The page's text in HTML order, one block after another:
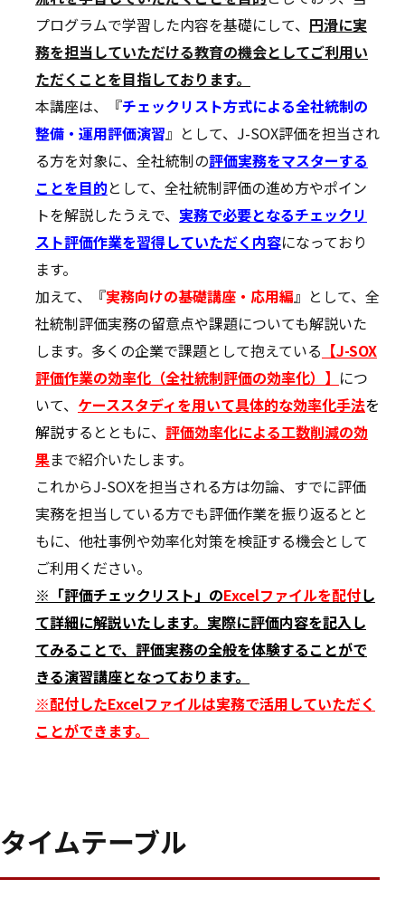
プログラムで学習した内容を基礎にして、 円滑に実
務を担当していただける教育の機会としてご利用い
ただくことを目指しております。
本講座は、『チェックリスト方式による全社統制の
整備・運用評価演習』として、J-SOX評価を担当され
る方を対象に、全社統制の評価実務をマスターする
ことを目的として、全社統制評価の進め方やポイン
トを解説したうえで、 実務で必要となるチェックリ
スト評価作業を習得していただく内容になっており
ます。
加えて、『実務向けの基礎講座・応用編』として、全
社統制評価実務の留意点や課題についても解説いた
します。多くの企業で課題として抱えている 【J-SOX
評価作業の効率化（全社統制評価の効率化）】 につ
いて、 ケーススタディを用いて具体的な効率化手法を
解説するとともに、 評価効率化による工数削減の効
果まで紹介いたします。
これからJ-SOXを担当される方は勿論、すでに評価
実務を担当している方でも評価作業を振り返るとと
もに、他社事例や効率化対策を検証する機会として
ご利用ください。
※「評価チェックリスト」のExcelファイルを配付し
て詳細に解説いたします。実際に評価内容を記入し
てみることで、評価実務の全般を体験することがで
きる演習講座となっております。
※配付したExcelファイルは実務で活用していただく
ことができます。
タイムテーブル